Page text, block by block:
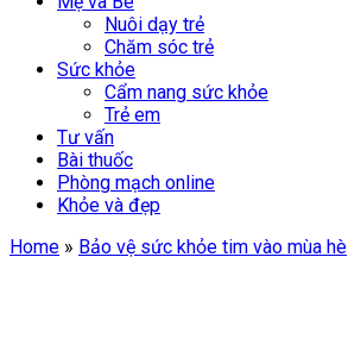
Nuôi dạy trẻ
Chăm sóc trẻ
Sức khỏe
Cẩm nang sức khỏe
Trẻ em
Tư vấn
Bài thuốc
Phòng mạch online
Khỏe và đẹp
Home » Bảo vệ sức khỏe tim vào mùa hè